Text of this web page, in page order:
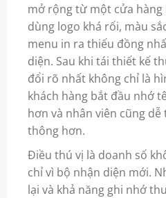
mở rộng từ một cửa hàng
dùng logo khá rối, màu
menu in ra thiếu đồng
diện. Sau khi tái thiết kế
đổi rõ nhất không chỉ là
khách hàng bắt đầu nhớ
hơn và nhân viên cũng
thông hơn.
Điều thú vị là doanh số
chỉ vì bộ nhận diện mới.
lại và khả năng ghi nhớ